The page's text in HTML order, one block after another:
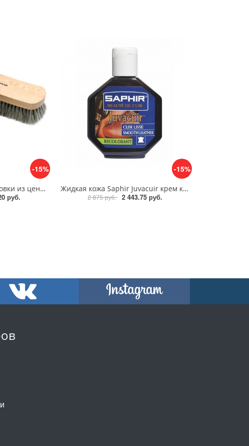
-15%
Щетка 20 см для полировки из ценных пород дерева Saphir Brosse Crin de Cheval Naturel
руб.
-15%
Жидкая кожа Saphir Juvacuir крем краситель, 75 мл
2 875 руб. 2 443.75 руб.